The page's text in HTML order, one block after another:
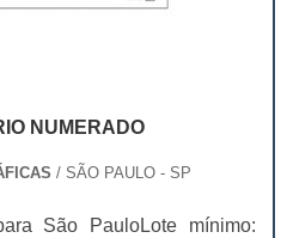
NUMERADO
/ SÃO PAULO - SP
São PauloLote mínimo: